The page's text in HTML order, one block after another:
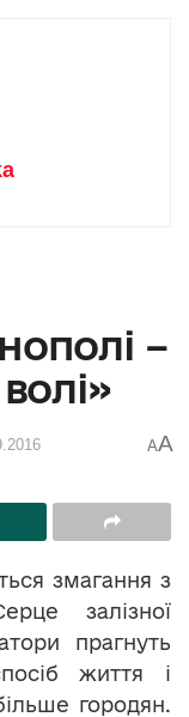
–
AA
змагання з
залізної
прагнуть
життя і
городян.